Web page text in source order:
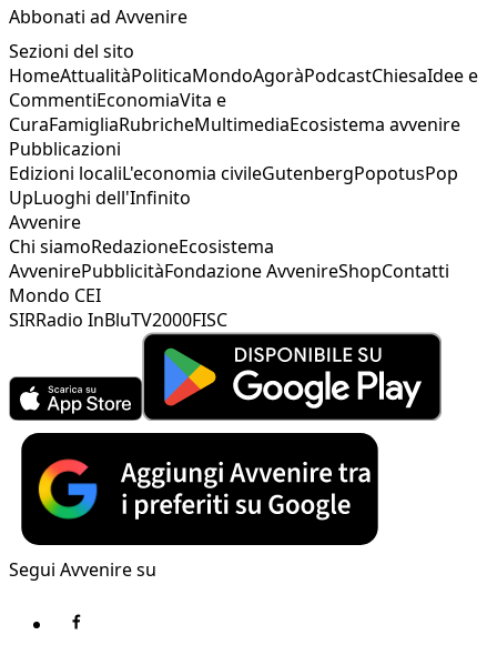
Abbonati ad Avvenire
Sezioni del sito
HomeAttualitàPoliticaMondoAgoràPodcastChiesaIdee e
CommentiEconomiaVita e
CuraFamigliaRubricheMultimediaEcosistema avvenire
Pubblicazioni
Edizioni localiL'economia civileGutenbergPopotusPop
UpLuoghi dell'Infinito
Avvenire
Chi siamoRedazioneEcosistema
AvvenirePubblicitàFondazione AvvenireShopContatti
Mondo CEI
SIRRadio InBluTV2000FISC
Segui Avvenire su